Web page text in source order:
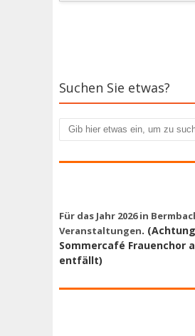
Suchen Sie etwas?
Suchen
Für das Jahr 2026 in
Veranstaltungen. (Achtung
Sommercafé Frauenchor
entfällt)